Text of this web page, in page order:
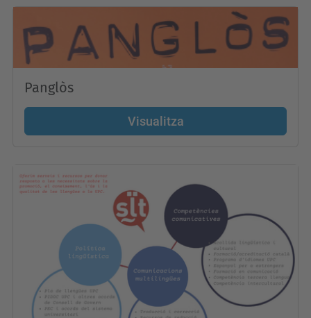
Panglòs
Visualitza